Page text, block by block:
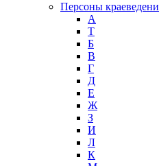
Персоны
А
T
Б
В
Г
Д
Е
Ж
З
И
Л
К